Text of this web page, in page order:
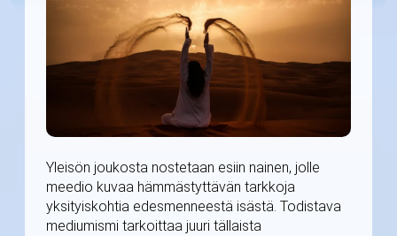
Yleisön joukosta nostetaan esiin nainen, jolle
meedio kuvaa hämmästyttävän tarkkoja
yksityiskohtia edesmenneestä isästä. Todistava
mediumismi tarkoittaa juuri tällaista